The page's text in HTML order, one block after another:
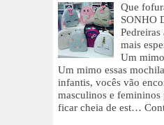
Que
SONHO
mais
Um
Um mimo essas
infantis, vocês vão
masculinos e femininos
ficar cheia de est…